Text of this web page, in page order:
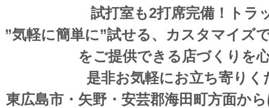
試打室も2打席完備！トラ
”気軽に簡単に”試せる、カスタマイズ
をご提供できる店づくりを
是非お気軽にお立ち寄りく
東広島市・矢野・安芸郡海田町方面か